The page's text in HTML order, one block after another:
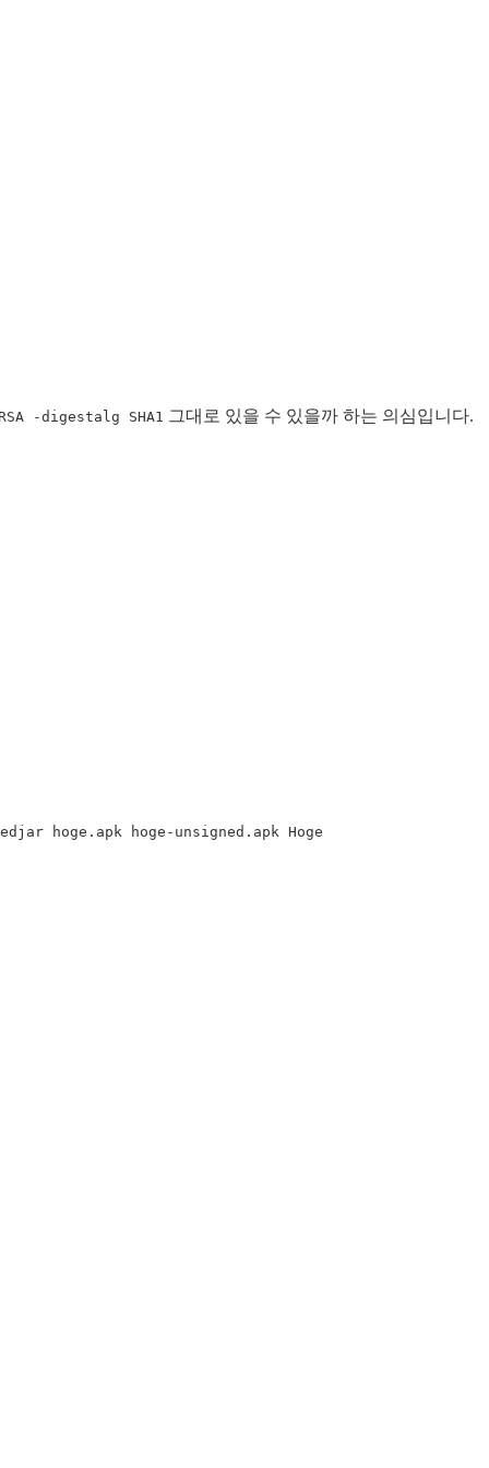
-digestalg SHA1 그대로 있을 수 있을까 하는 의심입니다.